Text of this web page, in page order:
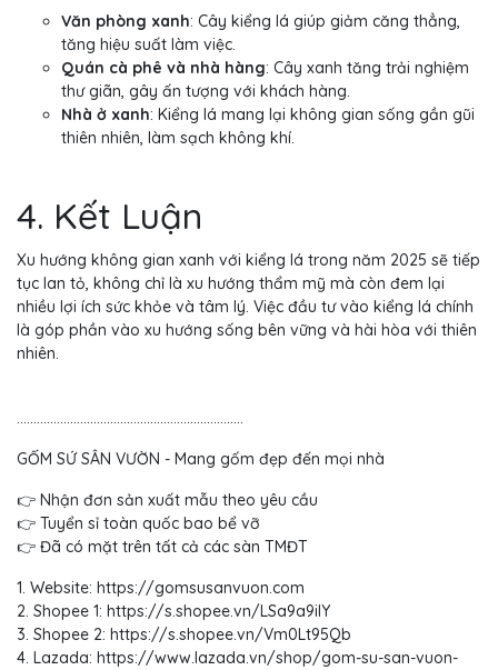
Văn phòng xanh: Cây kiểng lá giúp giảm căng thẳng,
tăng hiệu suất làm việc.
Quán cà phê và nhà hàng: Cây xanh tăng trải nghiệm
thư giãn, gây ấn tượng với khách hàng.
Nhà ở xanh: Kiểng lá mang lại không gian sống gần gũi
thiên nhiên, làm sạch không khí.
4. Kết Luận
Xu hướng không gian xanh với kiểng lá trong năm 2025 sẽ tiếp
tục lan tỏ, không chỉ là xu hướng thẩm mỹ mà còn đem lại
nhiều lợi ích sức khỏe và tâm lý. Việc đầu tư vào kiểng lá chính
là góp phần vào xu hướng sống bên vững và hài hòa với thiên
nhiên.
....................................................................
GỐM SỨ SÂN VƯỜN - Mang gốm đẹp đến mọi nhà
👉 Nhận đơn sản xuất mẫu theo yêu cầu
👉 Tuyển sỉ toàn quốc bao bể vỡ
👉 Đã có mặt trên tất cả các sàn TMĐT
1. Website: https://gomsusanvuon.com
2. Shopee 1: https://s.shopee.vn/LSa9a9ilY
3. Shopee 2: https://s.shopee.vn/Vm0Lt95Qb
4. Lazada: https://www.lazada.vn/shop/gom-su-san-vuon-